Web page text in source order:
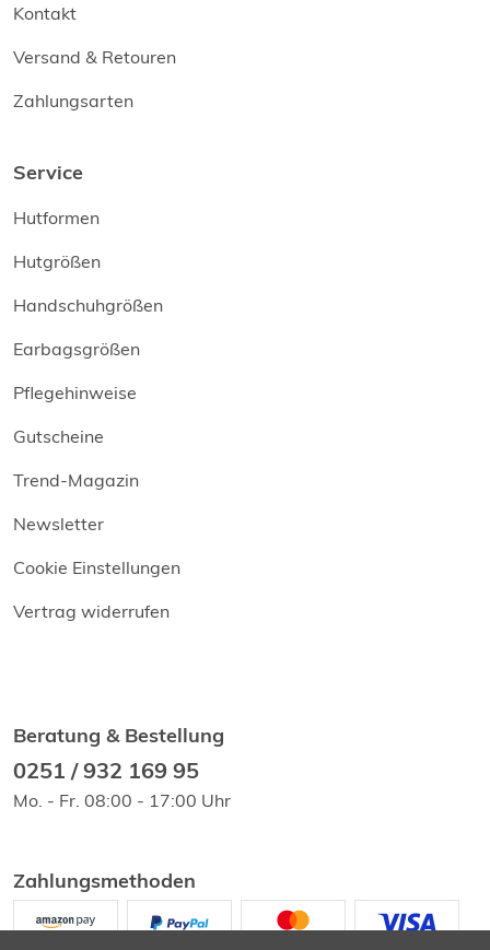
Kontakt
Versand & Retouren
Zahlungsarten
Service
Hutformen
Hutgrößen
Handschuhgrößen
Earbagsgrößen
Pflegehinweise
Gutscheine
Trend-Magazin
Newsletter
Cookie Einstellungen
Vertrag widerrufen
Beratung & Bestellung
0251 / 932 169 95
Mo. - Fr. 08:00 - 17:00 Uhr
Zahlungsmethoden